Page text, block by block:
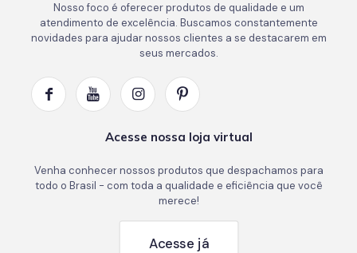
Nosso foco é oferecer produtos de qualidade e um
atendimento de excelência. Buscamos constantemente
novidades para ajudar nossos clientes a se destacarem em
seus mercados.
Acesse nossa loja virtual
Venha conhecer nossos produtos que despachamos para
todo o Brasil - com toda a qualidade e eficiência que você
merece!
Acesse já